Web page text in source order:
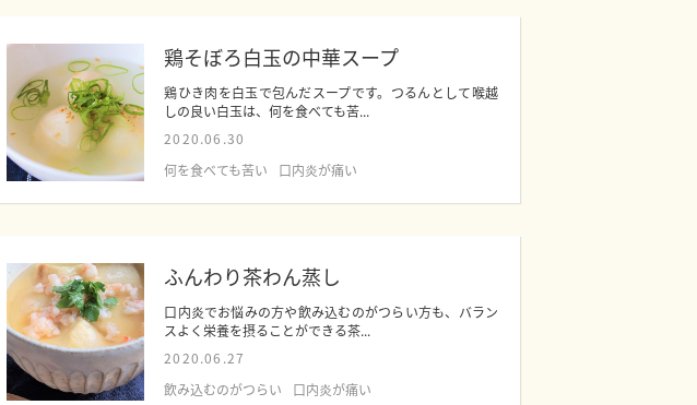
鶏そぼろ白玉の中華スープ
鶏ひき肉を白玉で包んだスープです。つるんとして喉越
しの良い白玉は、何を食べても苦...
2020.06.30
何を食べても苦い
口内炎が痛い
ふんわり茶わん蒸し
口内炎でお悩みの方や飲み込むのがつらい方も、バラン
スよく栄養を摂ることができる茶...
2020.06.27
飲み込むのがつらい
口内炎が痛い